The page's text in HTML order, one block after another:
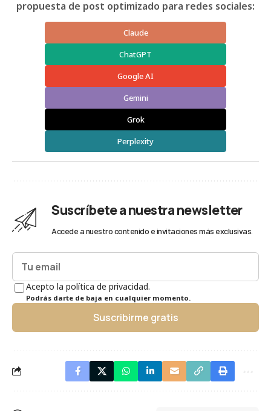
propuesta de post optimizado para redes sociales:
Claude
ChatGPT
Google AI
Gemini
Grok
Perplexity
Suscríbete a nuestra newsletter
Accede a nuestro contenido e invitaciones más exclusivas.
Acepto la política de privacidad.
Podrás darte de baja en cualquier momento.
Suscribirme gratis